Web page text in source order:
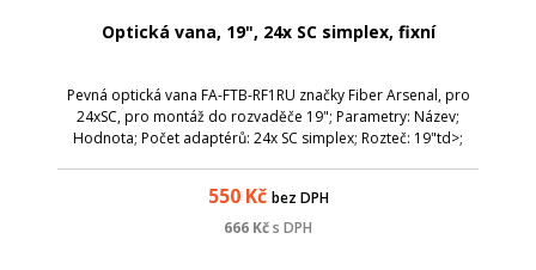
Optická vana, 19", 24x SC simplex, fixní
Pevná optická vana FA-FTB-RF1RU značky Fiber Arsenal, pro
24xSC, pro montáž do rozvaděče 19"; Parametry: Název;
Hodnota; Počet adaptérů: 24x SC simplex; Rozteč: 19"td>;
550Kč bez DPH
666 Kčs DPH